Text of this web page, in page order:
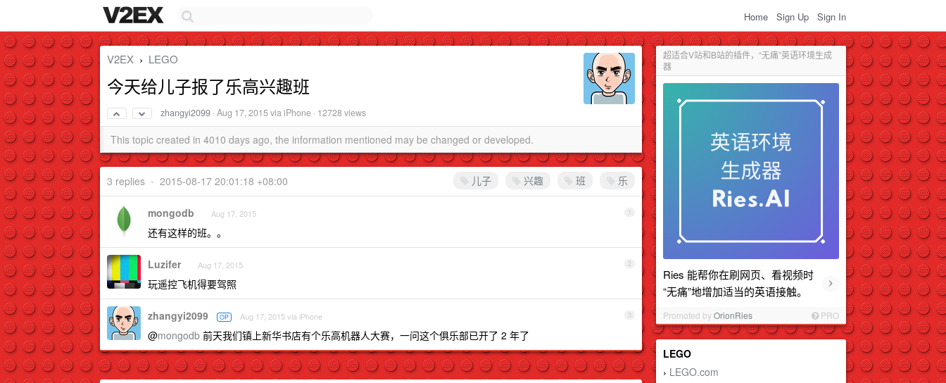
Home Sign Up Sign In
超适合V站和B站的插件，“无痛”英语环境生成
器
Ries 能帮你在刷网页、看视频时
“无痛”地增加适当的英语接触。
›
Promoted byOrionRies PRO
LEGO
› LEGO.com
V2EX › LEGO
今天给儿子报了乐高兴趣班
zhangyi2099 ·Aug 17, 2015via iPhone · 12728 views
This topic created in 4010 days ago, the information mentioned may be changed or developed.
儿子 兴趣 班 乐
3 replies • 2015-08-17 20:01:18 +08:00
1
mongodb Aug 17, 2015
还有这样的班。。
2
Luzifer Aug 17, 2015
玩遥控飞机得要驾照
3
zhangyi2099 OP Aug 17, 2015 via iPhone
@mongodb 前天我们镇上新华书店有个乐高机器人大赛，一问这个俱乐部已开了 2 年了